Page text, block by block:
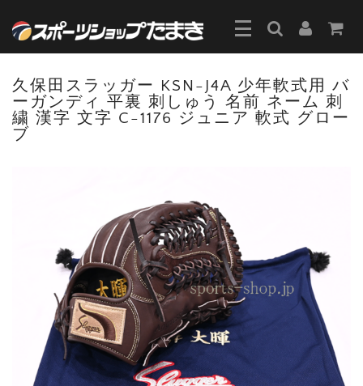
久保田スラッガー KSN-J4A 少年軟式用 バ
ーガンディ 平裏 刺しゅう 名前 ネーム 刺
繍 漢字 文字 C-1176 ジュニア 軟式 グロー
ブ